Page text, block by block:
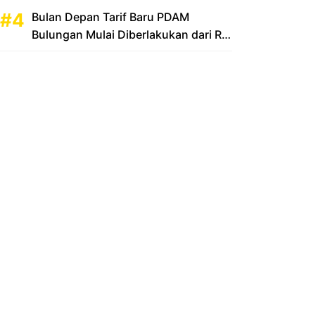
Bulan Depan Tarif Baru PDAM
Bulungan Mulai Diberlakukan dari Rp